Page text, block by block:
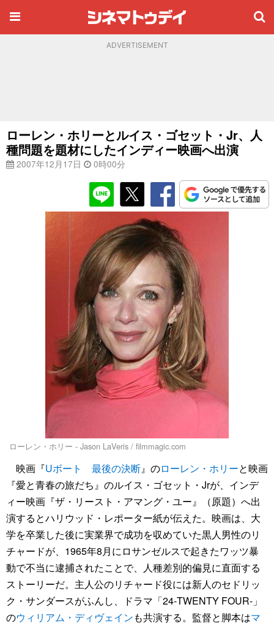
ADVERTISEMENT
ローレン・ホリーとルイス・ゴセット・Jr、人
種問題を題材にしたインディー映画へ出演
2007年12月17日 0時00分
ローレン・ホリー - Jason LaVeris / filmmagic.com
映画『Uボート 最後の決断』のローレン・ホリーと映画
『愛と青春の旅だち』のルイス・ゴセット・Jrが、インデ
ィー映画『ザ・リースト・アマング・ユー』（原題）へ出
演するとハリウッド・レポーター紙が伝えた。映画は、大
学を卒業した後に実業界で成功を収めていた黒人男性のリ
チャードが、1965年8月にロサンゼルスで起きたワッツ暴
動で不当に逮捕されたことで、人種差別的偏見に直面する
ストーリーだ。主人公のリチャード役には新人のセドリッ
ク・サンダースがふんし、ドラマ「24-TWENTY FOUR-」
のウィリアム・ディヴェインも共演する。監督と脚本はマ